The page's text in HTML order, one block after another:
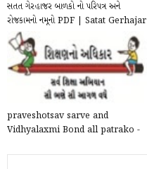
સતત ગેરહાજર બાળકો નો પરિપત્ર અને
રોજકામનો નમૂનો PDF | Satat Gerhajar
Paripatra a...
praveshotsav sarve and
Vidhyalaxmi Bond all patrako -